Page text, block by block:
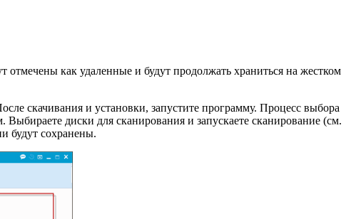
как удаленные и будут продолжать храниться на жестком
скачивания и установки, запустите программу. Процесс выбора
диски для сканирования и запускаете сканирование (см.
будут сохранены.